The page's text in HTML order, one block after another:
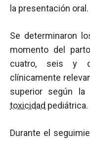
la presentación oral.
Se determinaron
momento del
cuatro, seis y
clínicamente
superior según
toxicidad pediátrica.
Durante el